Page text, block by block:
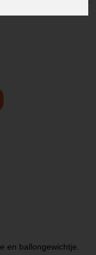
en ballongewichtje.